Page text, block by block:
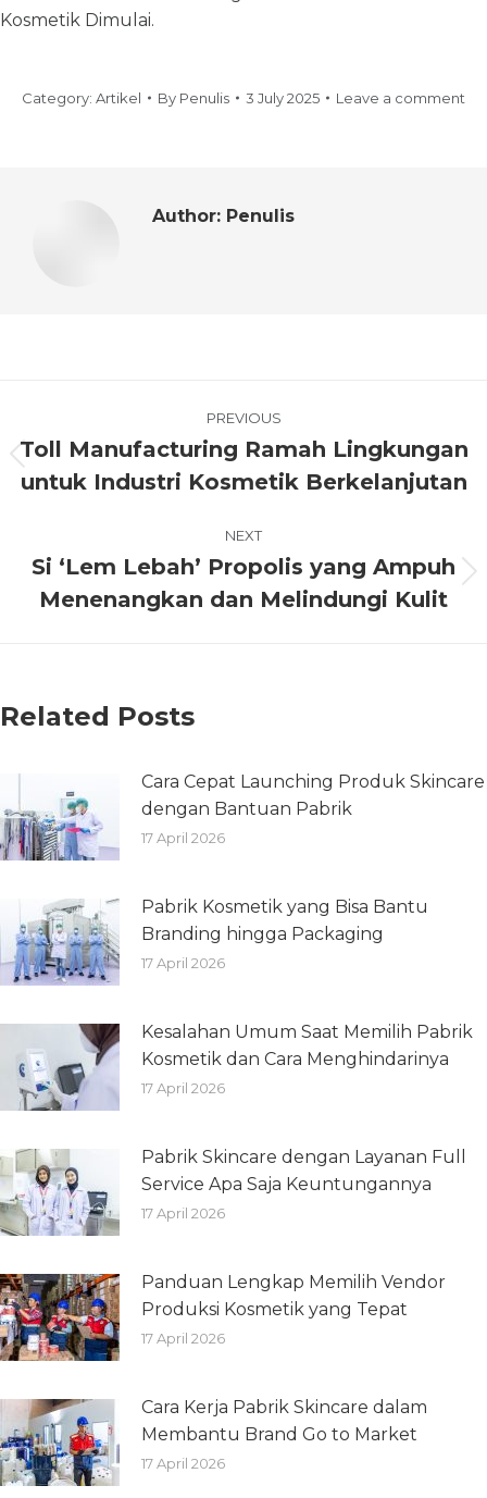
Kosmetik Dimulai.
Category: Artikel By Penulis 3 July 2025 Leave a comment
Author: Penulis
PREVIOUS
Toll Manufacturing Ramah Lingkungan
untuk Industri Kosmetik Berkelanjutan
NEXT
Si ‘Lem Lebah’ Propolis yang Ampuh
Menenangkan dan Melindungi Kulit
Related Posts
Cara Cepat Launching Produk Skincare
dengan Bantuan Pabrik
17 April 2026
Pabrik Kosmetik yang Bisa Bantu
Branding hingga Packaging
17 April 2026
Kesalahan Umum Saat Memilih Pabrik
Kosmetik dan Cara Menghindarinya
17 April 2026
Pabrik Skincare dengan Layanan Full
Service Apa Saja Keuntungannya
17 April 2026
Panduan Lengkap Memilih Vendor
Produksi Kosmetik yang Tepat
17 April 2026
Cara Kerja Pabrik Skincare dalam
Membantu Brand Go to Market
17 April 2026